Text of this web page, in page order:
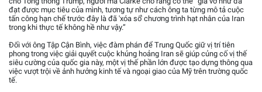
đạt được mục tiêu của mình, tương tự như cách ông ta từng mô tả cuộc
tấn công hạn chế trước đây là đã 'xóa sổ' chương trình hạt nhân của Iran
trong khi thực tế không hề như vậy.”
Đối với ông Tập Cận Bình, việc đàm phán để Trung Quốc giữ vị trí tiên
phong trong việc giải quyết cuộc khủng hoảng Iran sẽ giúp củng cố vị thế
siêu cường của quốc gia này, một vị thế phần lớn được tạo dựng thông qua
việc vượt trội về ảnh hưởng kinh tế và ngoại giao của Mỹ trên trường quốc
tế.